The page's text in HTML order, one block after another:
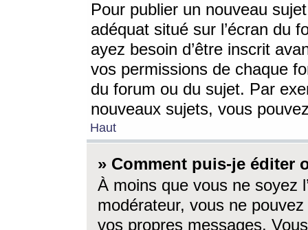
Pour publier un nouveau
adéquat situé sur l’écran du
ayez besoin d’être inscrit
vos permissions de chaque
du forum ou du sujet. Par
nouveaux sujets, vous
Haut
» Comment puis-je éditer
À moins que vous ne soyez
modérateur, vous ne
vos propres messages.